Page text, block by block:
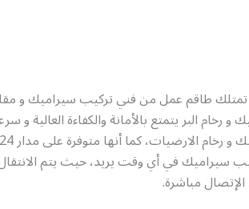
تمتلك طاقم عمل من فني تركيب سيراميك و
البر يتمتع بالأمانة والكفاءة العالية و
سيراميك في أي وقت يريد، حيث يتم
الإتصال مباشرة.